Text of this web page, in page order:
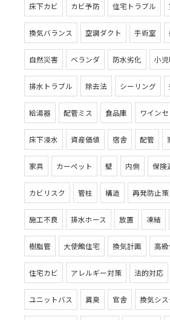
床下カビ カビ予防 住宅トラブル
換気バランス 空調ダクト 手術室
自然災害 ベランダ 防水劣化 小児
排水トラブル 除去法 シーリング
給湯器 配管ミス 食品庫 ワイン
床下浸水 資産価値 宿舎 配管
家具 カーペット 壁 内側 保険
カビリスク 管柱 構造 再発防止策
施工不良 排水ホース 放置 凍結
樹脂管 大使館住宅 換気計画 高
住宅カビ アレルギー対策 法的対応
ユニットバス 異臭 官舎 換気シ